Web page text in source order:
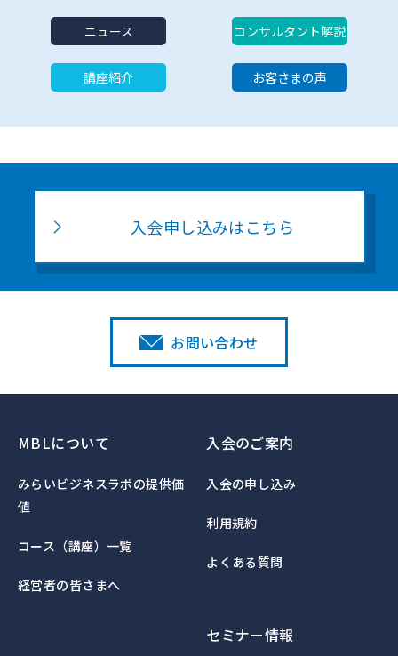
ニュース コンサルタント解説
講座紹介 お客さまの声
入会申し込みはこちら
お問い合わせ
MBLについて
みらいビジネスラボの提供価
値
コース（講座）一覧
経営者の皆さまへ
入会のご案内
入会の申し込み
利用規約
よくある質問
セミナー情報